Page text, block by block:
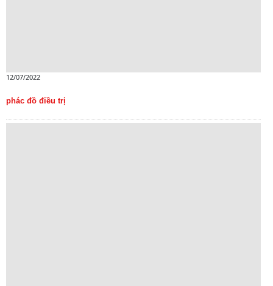
12/07/2022
phác đồ điều trị